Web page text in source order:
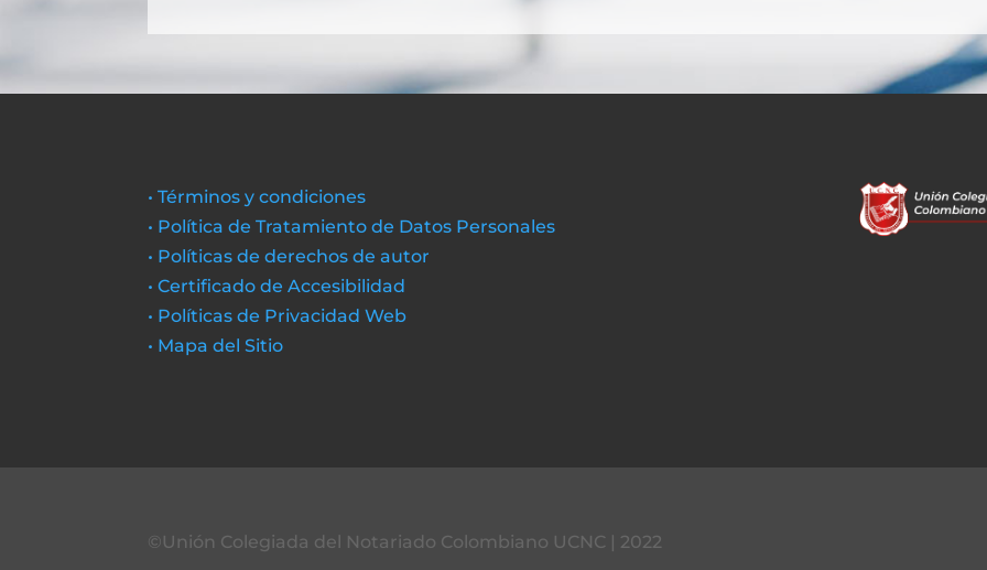
• Términos y condiciones
• Política de Tratamiento de Datos Personales
• Políticas de derechos de autor
• Certificado de Accesibilidad
• Políticas de Privacidad Web
• Mapa del Sitio
©Unión Colegiada del Notariado Colombiano UCNC | 2022